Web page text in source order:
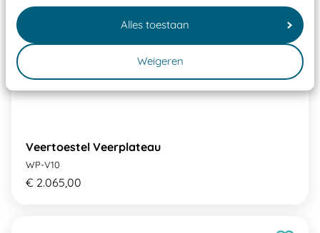
Alles toestaan
Weigeren
Veertoestel Veerplateau
WP-V10
€ 2.065,00